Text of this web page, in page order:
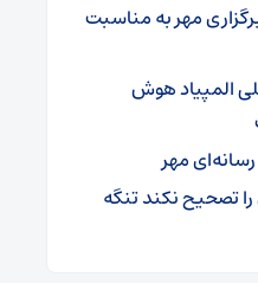
مهر به مناسبت
المپیاد هوش
رسانه‌ای مهر
را تصحیح نکند تنگه